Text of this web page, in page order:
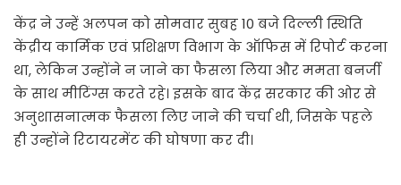
केंद्र ने उन्हें अलपन को सोमवार सुबह 10 बजे दिल्ली स्थिति
केंद्रीय कार्मिक एवं प्रशिक्षण विभाग के ऑफिस में रिपोर्ट करना
था, लेकिन उन्होंने न जाने का फैसला लिया और ममता बनर्जी
के साथ मीटिंग्स करते रहे। इसके बाद केंद्र सरकार की ओर से
अनुशासनात्मक फैसला लिए जाने की चर्चा थी, जिसके पहले
ही उन्होंने रिटायरमेंट की घोषणा कर दी।